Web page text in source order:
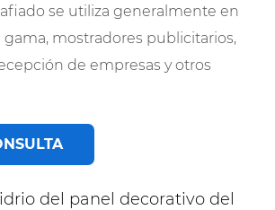
se utiliza generalmente en
mostradores publicitarios,
de empresas y otros
del panel decorativo del